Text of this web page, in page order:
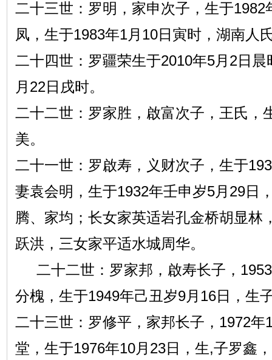
二十三世：罗明，家申次子，生于1982
凤，生于1983年1月10日寅时，湖南人
二十四世：罗疆荣生于2010年5月2日
月22日戌时。
二十二世：罗家胜，啟富次子，王氏，
美。
二十一世：罗啟寿，义财次子，生于
妻袁会明，生于1932年壬申岁5月29日
腾、家均；长女家英适岩孔金桥胡显林
跃洪，三女家平适水城周华。
二十二世：罗家邦，啟寿长子，
分槐，生于1949年己丑岁9月16日，生
二十三世：罗修平，家邦长子，1972年
堂，生于1976年10月23日，生,子罗鑫